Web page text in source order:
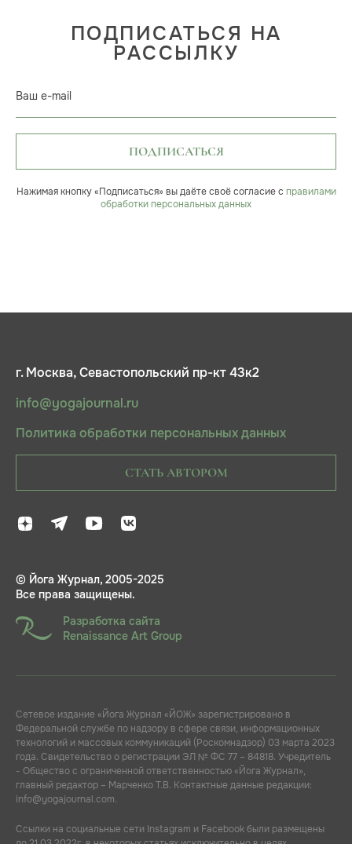
ПОДПИСАТЬСЯ НА
РАССЫЛКУ
Ваш e-mail
ПОДПИСАТЬСЯ
Нажимая кнопку «Подписаться» вы даёте своё согласие с правилами
обработки персональных данных
г. Москва, Севастопольский пр-кт 43к2
info@yogajournal.ru
Политика обработки персональных данных
СТАТЬ АВТОРОМ
© Йога Журнал, 2005-2025
Все права защищены.
Разработка сайта
Renaissance Art Group
Сетевое издание «Йога Журнал «ЙОЖ» зарегистрировано в
Федеральной службе по надзору в сфере связи, информационных
технологий и массовых коммуникаций (Роскомнадзор) 03 марта 2023
года. Свидетельство о регистрации ЭЛ № ФС 77 – 84818. Учредитель
- Общество с ограниченной ответственностью «Йога Журнал»,
главный редактор – Марченко Т.В. Контактные данные редакции:
info@yogajournal.com.
Ссылки на социальные сети Instagram и Facebook были размещены